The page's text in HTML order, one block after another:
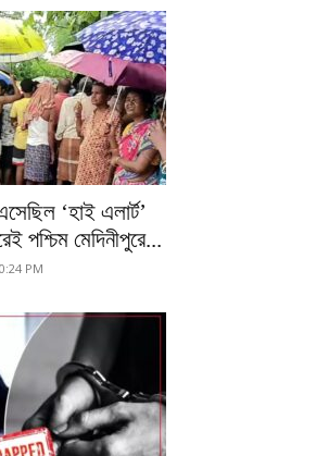
‘হাই এলার্ট’
পশ্চিম মেদিনীপুরে...
PM